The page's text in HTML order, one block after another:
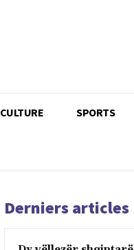
CULTURE SPORTS
Derniers articles